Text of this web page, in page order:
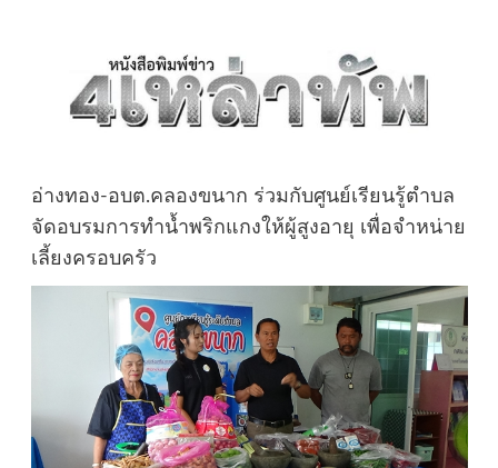
อ่างทอง-อบต.คลองขนาก ร่วมกับศูนย์เรียนรู้ตำบล
จัดอบรมการทำน้ำพริกแกงให้ผู้สูงอายุ เพื่อจำหน่าย
เลี้ยงครอบครัว